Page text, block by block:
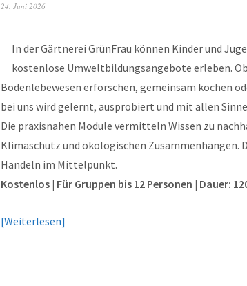
24. Juni 2026
In der Gärtnerei GrünFrau können Kinder und
kostenlose Umweltbildungsangebote erleben.
Bodenlebewesen erforschen, gemeinsam kochen
bei uns wird gelernt, ausprobiert und mit allen
Die praxisnahen Module vermitteln Wissen zu
Klimaschutz und ökologischen Zusammenhängen.
Handeln im Mittelpunkt.
Kostenlos | Für Gruppen bis 12 Personen | Dauer:
Weiterlesen